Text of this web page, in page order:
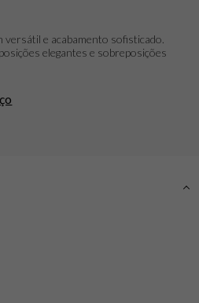
versátil e acabamento sofisticado.
elegantes e sobreposições